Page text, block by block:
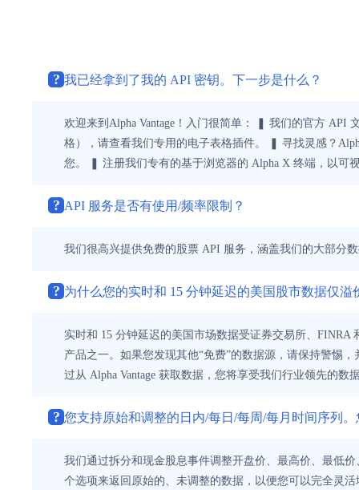
? 我已经拿到了我的 API 密钥。下一步是什么？
欢迎来到Alpha Vantage！入门很简单： ❚ 我们的官方 API
格），请查看我们专用的电子表格插件。 ❚ 寻找灵感？
您。 ❚ 注册我们专有的基于浏览器的 Alpha X 终端，以可
? API 服务是否有使用/频率限制？
我们很高兴提供免费的股票 API 服务，涵盖我们的大部分
? 为什么您的实时和 15 分钟延迟的美国股市数据仅
实时和 15 分钟延迟的美国市场数据受证券交易所、
产品之一。如果您发现其他“免费”的数据源，请保持警惕
过从 Alpha Vantage 获取数据，您将享受我们行业领先的
? 您支持原始和调整的日内/每日/每周/每月时间序列
我们通过拆分和现金股息事件调整开盘价、最高价、最低
个选项来返回原始的、未调整的数据，以便您可以完全灵